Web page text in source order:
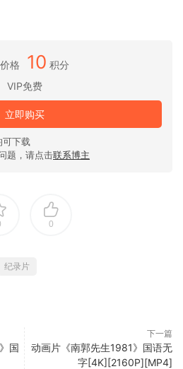
格 10 积分
VIP免费
立即购买
可下载
题，请点击联系博主
0
纪录片
国
下一篇
动画片《南郭先生1981》国语无
字[4K][2160P][MP4]